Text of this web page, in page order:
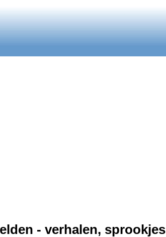
- verhalen, sprookjes